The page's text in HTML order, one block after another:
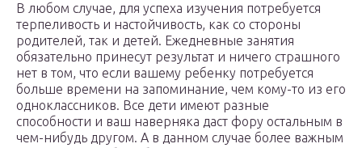
В любом случае, для успеха изучения потребуется
терпеливость и настойчивость, как со стороны
родителей, так и детей. Ежедневные занятия
обязательно принесут результат и ничего страшного
нет в том, что если вашему ребенку потребуется
больше времени на запоминание, чем кому-то из его
одноклассников. Все дети имеют разные
способности и ваш наверняка даст фору остальным в
чем-нибудь другом. А в данном случае более важным